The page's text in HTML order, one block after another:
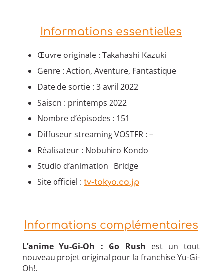
Informations essentielles
Œuvre originale : Takahashi Kazuki
Genre : Action, Aventure, Fantastique
Date de sortie : 3 avril 2022
Saison : printemps 2022
Nombre d’épisodes : 151
Diffuseur streaming VOSTFR : –
Réalisateur : Nobuhiro Kondo
Studio d’animation : Bridge
Site officiel : tv-tokyo.co.jp
Informations complémentaires
L’anime Yu-Gi-Oh : Go Rush est un tout
nouveau projet original pour la franchise Yu-Gi-
Oh!.